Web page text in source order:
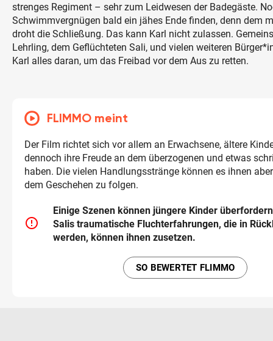
strenges Regiment – sehr zum Leidwesen der Badegäste.
Schwimmvergnügen bald ein jähes Ende finden, denn dem
droht die Schließung. Das kann Karl nicht zulassen.
Lehrling, dem Geflüchteten Sali, und vielen weiteren
Karl alles daran, um das Freibad vor dem Aus zu retten.
FLIMMO meint
Der Film richtet sich vor allem an Erwachsene, ältere
dennoch ihre Freude an dem überzogenen und etwas
haben. Die vielen Handlungsstränge können es ihnen
dem Geschehen zu folgen.
error_outline
Einige Szenen können jüngere Kinder
Salis traumatische Fluchterfahrungen, die in
werden, können ihnen zusetzen.
SO BEWERTET FLIMMO